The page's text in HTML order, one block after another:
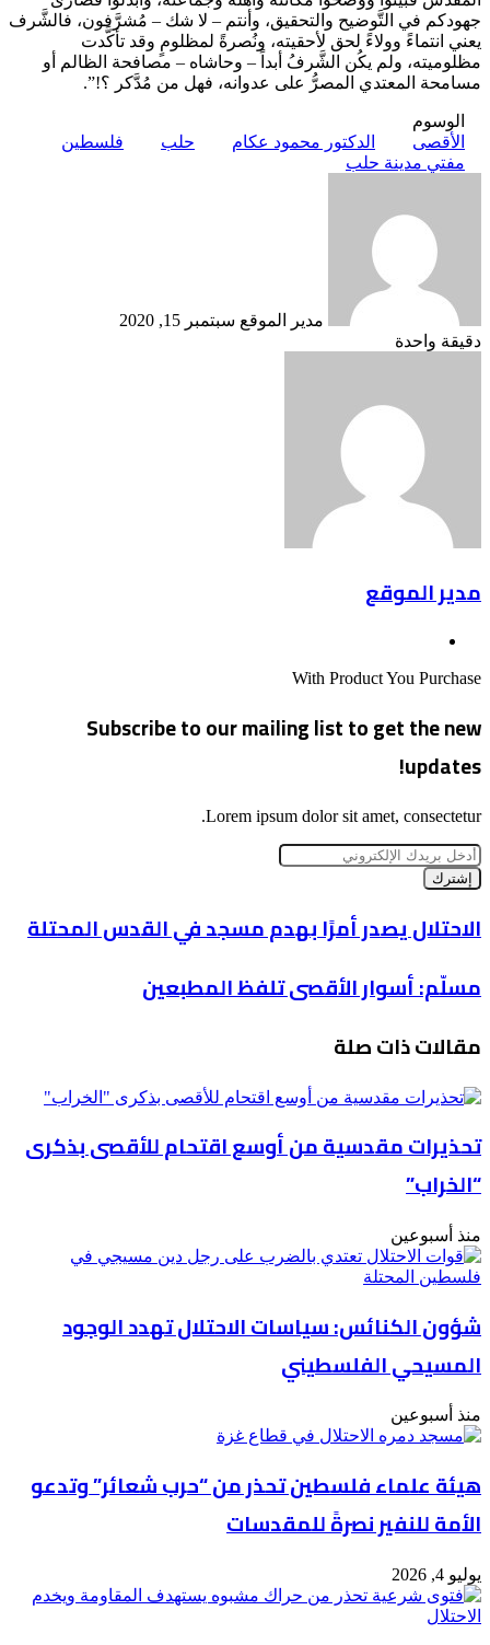
جهودكم في التَّوضيح والتحقيق، وأنتم – لا شك – مُشرَّفون، فالشَّرف
يعني انتماءً وولاءً لحق لأحقيته، ونُصرةً لمظلومٍ وقد تأكَّدت
مظلوميته، ولم يكُن الشَّرفُ أبداً – وحاشاه – مصافحة الظالم أو
مسامحة المعتدي المصرُّ على عدوانه، فهل من مُدَّكر ؟!”.
الوسوم
الأقصى
الدكتور محمود عكام حلب
فلسطين
مفتي مدينة حلب
مدير الموقع سبتمبر 15, 2020
دقيقة واحدة
مدير الموقع
With Product You Purchase
Subscribe to our mailing list to get the new
updates!
Lorem ipsum dolor sit amet, consectetur.
أدخل
بريدك
الإلكتروني
الاحتلال
يصدر
بهدم
مسجد
القدس
الاحتلال يصدر أمرًا بهدم مسجد في القدس المحتلة
مسلّم:
أسوار
تلفظ
مسلّم: أسوار الأقصى تلفظ المطبعين
مقالات ذات صلة
تحذيرات مقدسية من أوسع اقتحام للأقصى بذكرى
“الخراب”
منذ أسبوعين
شؤون الكنائس: سياسات الاحتلال تهدد الوجود
المسيحي الفلسطيني
منذ أسبوعين
هيئة علماء فلسطين تحذر من “حرب شعائر” وتدعو
الأمة للنفير نصرةً للمقدسات
يوليو 4, 2026